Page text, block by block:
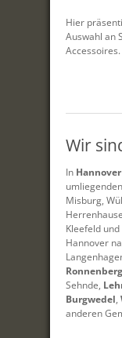
Hier
Auswahl an
Accessoires.
Wir
In
Misburg,
Kleefeld
Hannover
Ronnenberg
Sehnde,
Burgwedel,
anderen